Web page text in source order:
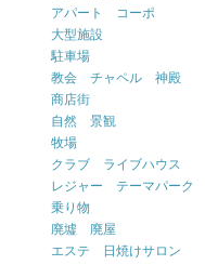
アパート コーポ
大型施設
駐車場
教会 チャペル 神殿
商店街
自然 景観
牧場
クラブ ライブハウス
レジャー テーマパーク
乗り物
廃墟 廃屋
エステ 日焼けサロン